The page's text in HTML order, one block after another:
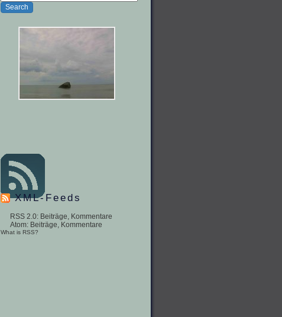
XML-Feeds
RSS 2.0: Beiträge, Kommentare
Atom: Beiträge, Kommentare
What is RSS?